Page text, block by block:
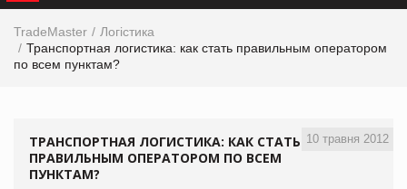
TradeMaster
Логістика
Транспортная логистика: как стать правильным оператором
по всем пунктам?
10 травня 2012
ТРАНСПОРТНАЯ ЛОГИСТИКА: КАК СТАТЬ
ПРАВИЛЬНЫМ ОПЕРАТОРОМ ПО ВСЕМ
ПУНКТАМ?